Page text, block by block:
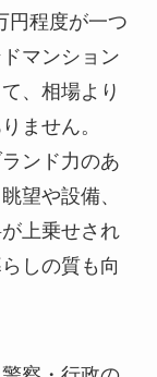
円程度が一つ
マンション
、相場より
ません。
ンド力のあ
望や設備、
上乗せされ
しの質も向